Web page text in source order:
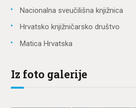
Nacionalna sveučilišna knjižnica
Hrvatsko knjižničarsko društvo
Matica Hrvatska
Iz foto galerije